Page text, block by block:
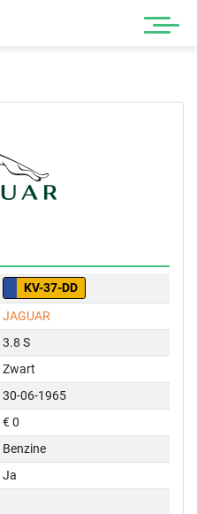
KV-37-DD
JAGUAR
3.8 S
Zwart
30-06-1965
€ 0
Benzine
Ja